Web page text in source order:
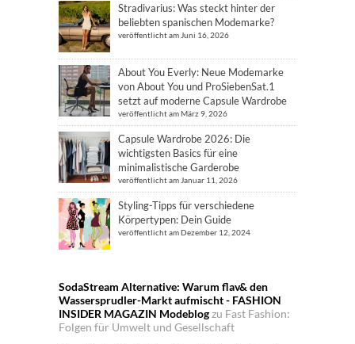
Stradivarius: Was steckt hinter der
beliebten spanischen Modemarke?
veröffentlicht am Juni 16, 2026
About You Everly: Neue Modemarke
von About You und ProSiebenSat.1
setzt auf moderne Capsule Wardrobe
veröffentlicht am März 9, 2026
Capsule Wardrobe 2026: Die
wichtigsten Basics für eine
minimalistische Garderobe
veröffentlicht am Januar 11, 2026
Styling-Tipps für verschiedene
Körpertypen: Dein Guide
veröffentlicht am Dezember 12, 2024
SodaStream Alternative: Warum flav& den
Wassersprudler-Markt aufmischt - FASHION
INSIDER MAGAZIN Modeblogzu Fast Fashion:
Folgen für Umwelt und Gesellschaft